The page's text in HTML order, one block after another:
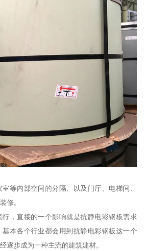
等内部空间的分隔、以及门厅、电梯间、
修。
，直接的一个影响就是抗静电彩钢板需求
本各个行业都会用到抗静电彩钢板这一个
逐步成为一种主流的建筑建材。